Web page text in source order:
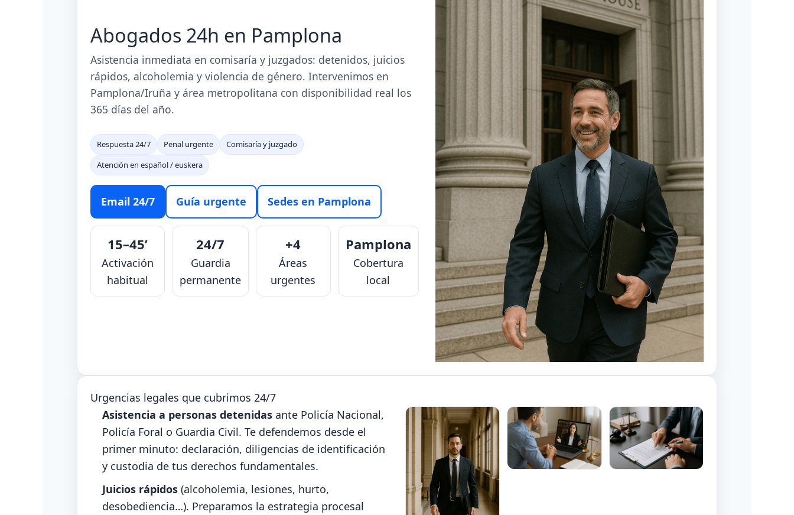
Abogados 24h en Pamplona
Asistencia inmediata en comisaría y juzgados: detenidos, juicios
rápidos, alcoholemia y violencia de género. Intervenimos en
Pamplona/Iruña y área metropolitana con disponibilidad real los
365 días del año.
Respuesta 24/7 Penal urgente
Comisaría y juzgado
Atención en español / euskera
Email 24/7 Guía urgente Sedes en Pamplona
15–45’
Activación
habitual
24/7
Guardia
permanente
+4
Áreas
urgentes
Pamplona
Cobertura
local
Urgencias legales que cubrimos 24/7
Asistencia a personas detenidas ante Policía Nacional,
Policía Foral o Guardia Civil. Te defendemos desde el
primer minuto: declaración, diligencias de identificación
y custodia de tus derechos fundamentales.
Juicios rápidos (alcoholemia, lesiones, hurto,
desobediencia…). Preparamos la estrategia procesal